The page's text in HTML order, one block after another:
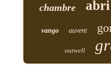
chambre abri
vango auvent
outwell